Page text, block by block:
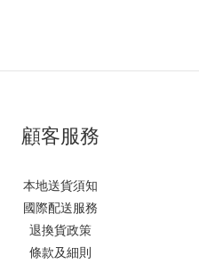
顧客服務
本地送貨須知
國際配送服務
退換貨政策
條款及細則